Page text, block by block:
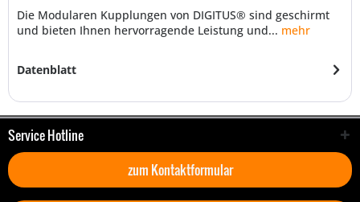
Die Modularen Kupplungen von DIGITUS® sind geschirmt
und bieten Ihnen hervorragende Leistung und... mehr
Datenblatt
Service Hotline
zum Kontaktformular